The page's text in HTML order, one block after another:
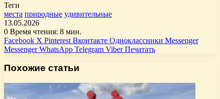
Теги
места природные удивительные
13.05.2026
0 Время чтения: 8 мин.
Facebook X Pinterest Вконтакте Одноклассники Messenger
Messenger WhatsApp Telegram Viber Печатать
Похожие статьи